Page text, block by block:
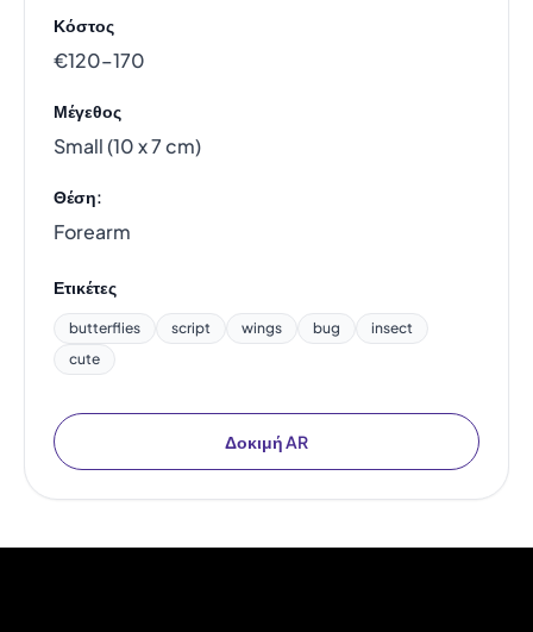
Κόστος
€120–170
Μέγεθος
Small (10 x 7 cm)
Θέση:
Forearm
Ετικέτες
butterflies script wings bug
insect
cute
Δοκιμή AR